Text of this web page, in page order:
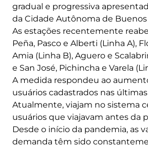
gradual e progressiva
da Cidade Autônoma de Buenos
As estações recentemente
Peña, Pasco e Alberti (Linha A),
Amia (Linha B), Aguero e
e San José, Pichincha e Varela
A medida respondeu ao
usuários cadastrados nas
Atualmente, viajam no sistema
usuários que viajavam antes da
Desde o início da pandemia, as
demanda têm sido